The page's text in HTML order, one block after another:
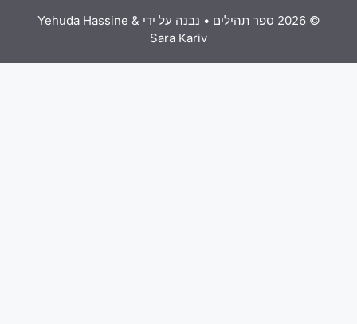
© 2026 ספר תהילים • נבנה על ידי Yehuda Hassine &
Sara Kariv